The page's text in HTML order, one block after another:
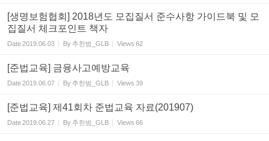
[생명보험협회] 2018년도 모집질서 준수사항 가이드북 및 모
집질서 체크포인트 책자
Date2019.06.03 By 추한범_GLB Views 62
[준법교육] 금융사고예방교육
Date2019.06.07 By 추한범_GLB Views 39
[준법교육] 제41회차 준법교육 자료(201907)
Date2019.06.27 By 추한범_GLB Views 66